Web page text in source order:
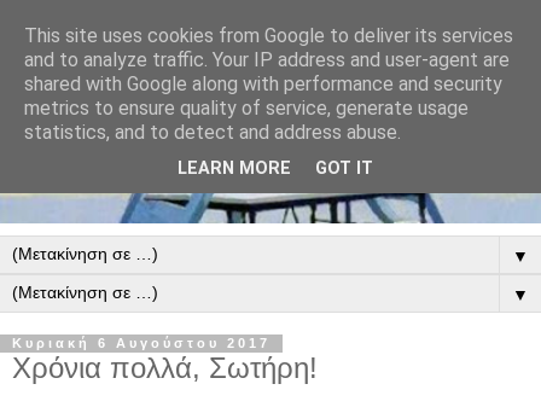
▼
▼
Κυριακή 6 Αυγούστου 2017
Χρόνια πολλά, Σωτήρη!
This site uses cookies from Google to deliver its services
and to analyze traffic. Your IP address and user-agent are
shared with Google along with performance and security
metrics to ensure quality of service, generate usage
statistics, and to detect and address abuse.
LEARN MORE GOT IT